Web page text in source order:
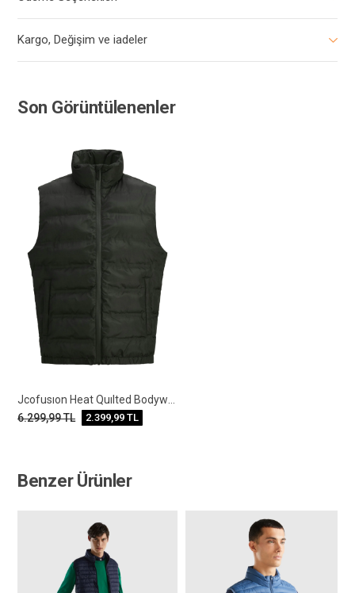
Kargo, Değişim ve iadeler
Son Görüntülenenler
6.299,99TL 2.399,99 TL
Benzer Ürünler